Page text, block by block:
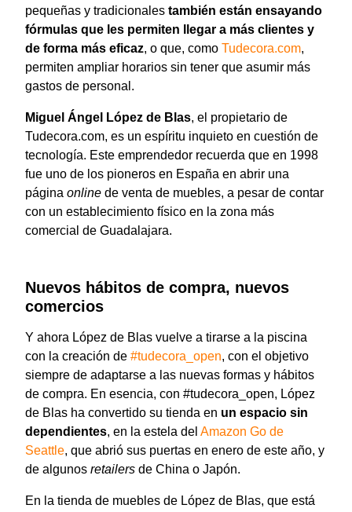
pequeñas y tradicionales también están ensayando
fórmulas que les permiten llegar a más clientes y
de forma más eficaz, o que, como Tudecora.com,
permiten ampliar horarios sin tener que asumir más
gastos de personal.
Miguel Ángel López de Blas, el propietario de
Tudecora.com, es un espíritu inquieto en cuestión de
tecnología. Este emprendedor recuerda que en 1998
fue uno de los pioneros en España en abrir una
página online de venta de muebles, a pesar de contar
con un establecimiento físico en la zona más
comercial de Guadalajara.
Nuevos hábitos de compra, nuevos
comercios
Y ahora López de Blas vuelve a tirarse a la piscina
con la creación de #tudecora_open, con el objetivo
siempre de adaptarse a las nuevas formas y hábitos
de compra. En esencia, con #tudecora_open, López
de Blas ha convertido su tienda en un espacio sin
dependientes, en la estela del Amazon Go de
Seattle, que abrió sus puertas en enero de este año, y
de algunos retailers de China o Japón.
En la tienda de muebles de López de Blas, que está